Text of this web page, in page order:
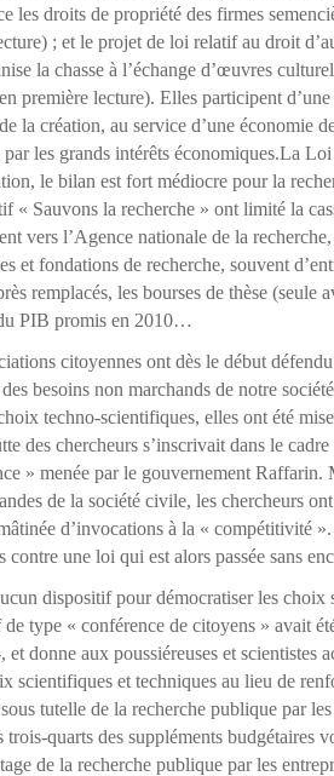
les droits de propriété des firmes
; et le projet de loi relatif au droit
la chasse à l’échange d’œuvres
première lecture). Elles participent
la création, au service d’une économie
les grands intérêts économiques.La Loi
le bilan est fort médiocre pour la
« Sauvons la recherche » ont limité la
vers l’Agence nationale de la
et fondations de recherche, souvent
remplacés, les bourses de thèse (seule
PIB promis en 2010…
citoyennes ont dès le début
besoins non marchands de notre
techno-scientifiques, elles ont été
des chercheurs s’inscrivait dans le
» menée par le gouvernement Raffarin.
de la société civile, les chercheurs
d’invocations à la « compétitivité
contre une loi qui est alors passée sans
dispositif pour démocratiser les choix
type « conférence de citoyens » avait
et donne aux poussiéreuses et scientistes
scientifiques et techniques au lieu de
tutelle de la recherche publique par
trois-quarts des suppléments budgétaires
de la recherche publique par les